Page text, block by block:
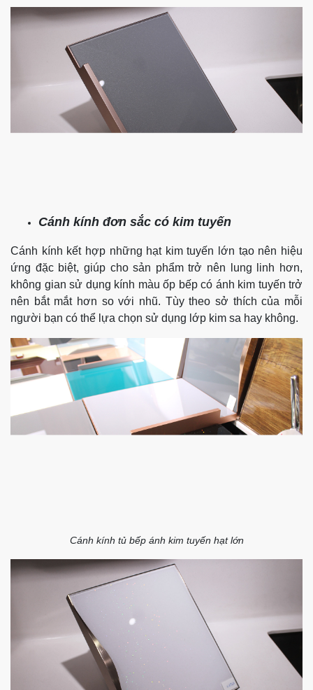
Cánh kính đơn sắc có kim tuyến
Cánh kính kết hợp những hạt kim tuyến lớn tạo nên hiệu
ứng đặc biệt, giúp cho sản phẩm trở nên lung linh hơn,
không gian sử dụng kính màu ốp bếp có ánh kim tuyến trở
nên bắt mắt hơn so với nhũ. Tùy theo sở thích của mỗi
người bạn có thể lựa chọn sử dụng lớp kim sa hay không.
Cánh kính tủ bếp ánh kim tuyến hạt lớn